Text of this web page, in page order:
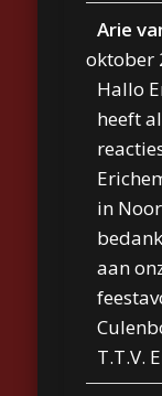
Arie
oktober
Hallo
heeft
in
aan
T.T.V.